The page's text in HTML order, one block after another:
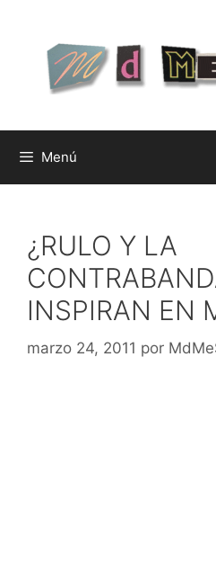
contenido
Menú
¿RULO Y LA
INSPIRAN EN
marzo 24, 2011 por